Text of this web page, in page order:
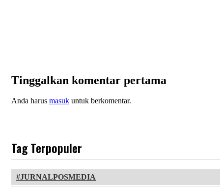
Tinggalkan komentar pertama
Anda harus masuk untuk berkomentar.
Tag Terpopuler
JURNALPOSMEDIA